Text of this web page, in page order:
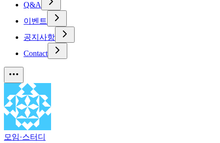
Q&A
이벤트
공지사항
Contact
모임·스터디